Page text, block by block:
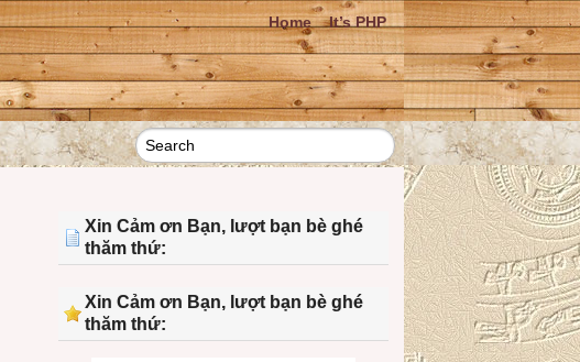
Home It’s PHP
Xin Cảm ơn Bạn, lượt bạn bè ghé
thăm thứ:
Xin Cảm ơn Bạn, lượt bạn bè ghé
thăm thứ: